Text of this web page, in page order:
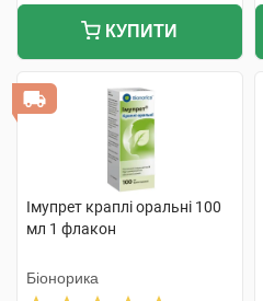
КУПИТИ
Імупрет краплі оральні 100
мл 1 флакон
Біонорика